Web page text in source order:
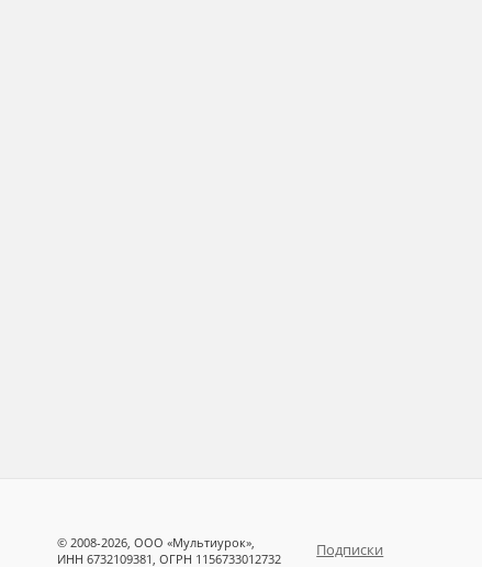
© 2008-2026, ООО «Мультиурок»,
ИНН 6732109381, ОГРН 1156733012732
Подписки